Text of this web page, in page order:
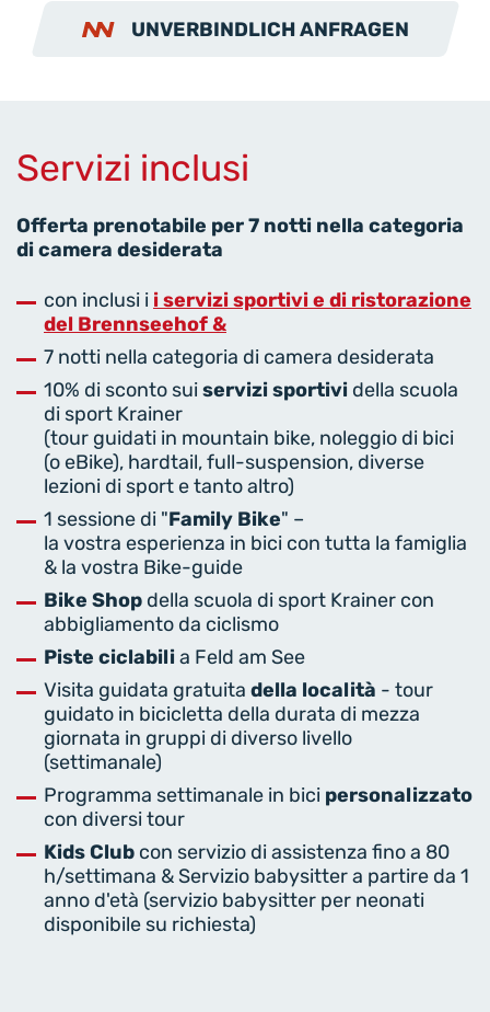
UNVERBINDLICH ANFRAGEN
Servizi inclusi
Offerta prenotabile per 7 notti nella categoria
di camera desiderata
con inclusi i i servizi sportivi e di ristorazione
del Brennseehof &
7 notti nella categoria di camera desiderata
10% di sconto suiservizi sportivi della scuola
di sport Krainer
(tour guidati in mountain bike, noleggio di bici
(o eBike), hardtail, full-suspension, diverse
lezioni di sport e tanto altro)
1 sessione di "Family Bike" –
la vostra esperienza in bici con tutta la famiglia
& la vostra Bike-guide
Bike Shop della scuola di sport Krainer con
abbigliamento da ciclismo
Piste ciclabili a Feld am See
Visita guidata gratuita della località - tour
guidato in bicicletta della durata di mezza
giornata in gruppi di diverso livello
(settimanale)
Programma settimanale in bici personalizzato
con diversi tour
Kids Club con servizio di assistenza fino a 80
h/settimana & Servizio babysitter a partire da 1
anno d'età (servizio babysitter per neonati
disponibile su richiesta)